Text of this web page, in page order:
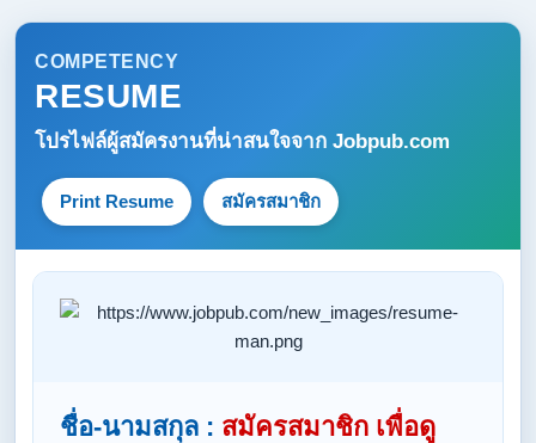
COMPETENCY
RESUME
โปรไฟล์ผู้สมัครงานที่น่าสนใจจาก Jobpub.com
Print Resume สมัครสมาชิก
ชื่อ-นามสกุล : สมัครสมาชิก เพื่อดู